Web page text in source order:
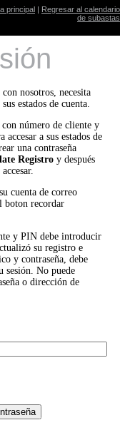
principal | Regresar al calendario
de subastas
nosotros, necesita
estados de cuenta.
número de cliente y
accesar a sus estados de
una contraseña
Registro y después
cuenta de correo
boton recordar
y PIN debe introducir
su registro e
y contraseña, debe
sesión. No puede
o dirección de